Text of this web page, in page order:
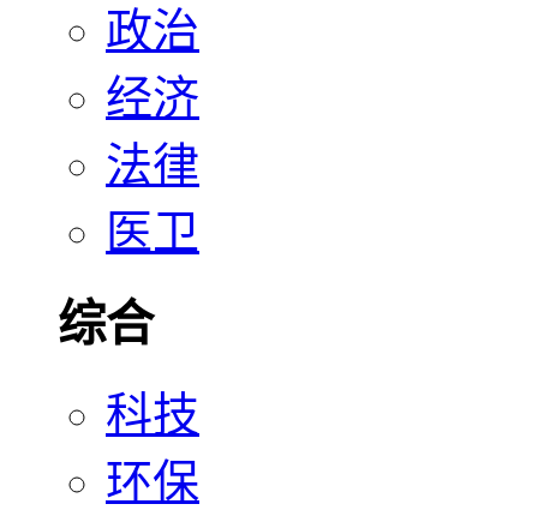
政治
经济
法律
医卫
综合
科技
环保